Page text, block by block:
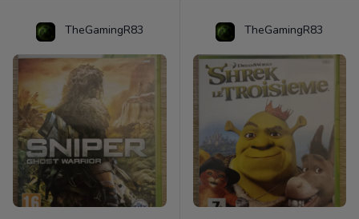
TheGamingR83 TheGamingR83